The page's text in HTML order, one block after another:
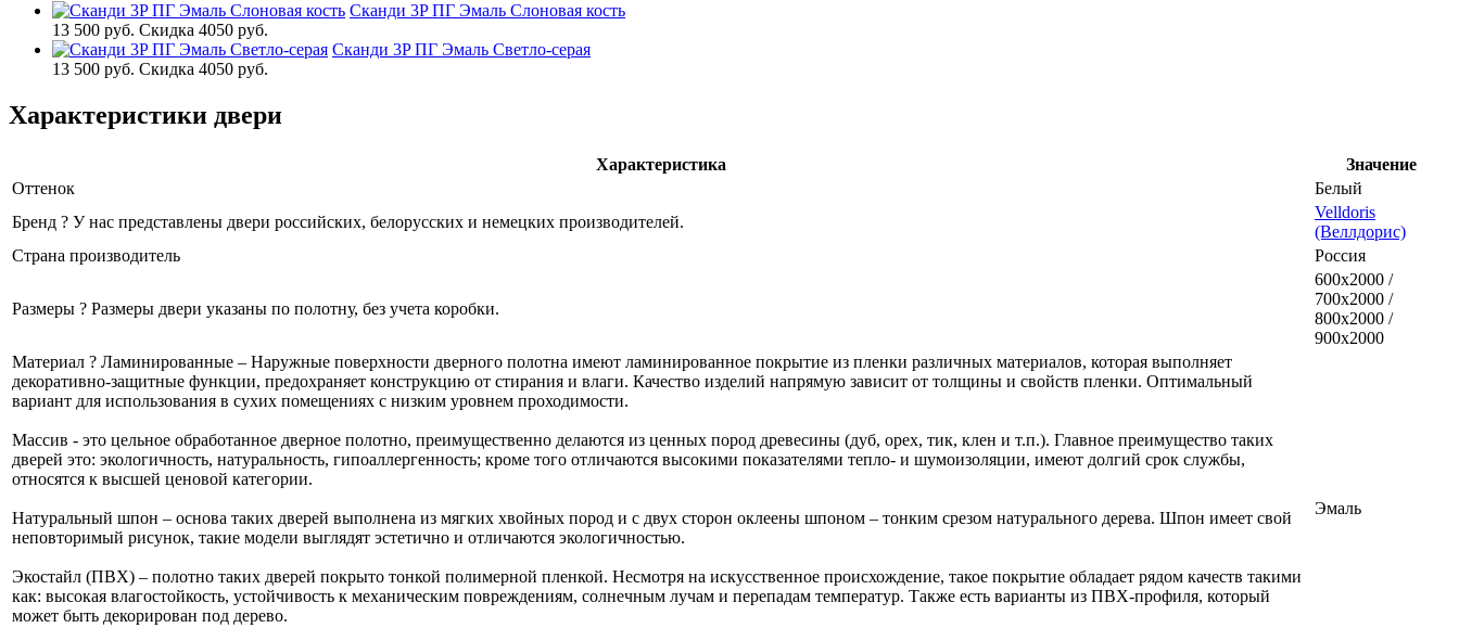
Сканди 3P ПГ Эмаль Слоновая кость
13 500 руб. Скидка 4050 руб.
Сканди 3P ПГ Эмаль Светло-серая
13 500 руб. Скидка 4050 руб.
Характеристики двери
Характеристика
Значение
Оттенок
Белый
Бренд ? У нас представлены двери российских, белорусских и немецких производителей.
Velldoris
(Веллдорис)
Страна производитель
Россия
Размеры ? Размеры двери указаны по полотну, без учета коробки.
600x2000 /
700x2000 /
800x2000 /
900x2000
Материал ? Ламинированные – Наружные поверхности дверного полотна имеют ламинированное покрытие из пленки различных материалов, которая выполняет
декоративно-защитные функции, предохраняет конструкцию от стирания и влаги. Качество изделий напрямую зависит от толщины и свойств пленки. Оптимальный
вариант для использования в сухих помещениях с низким уровнем проходимости.
Массив - это цельное обработанное дверное полотно, преимущественно делаются из ценных пород древесины (дуб, орех, тик, клен и т.п.). Главное преимущество таких
дверей это: экологичность, натуральность, гипоаллергенность; кроме того отличаются высокими показателями тепло- и шумоизоляции, имеют долгий срок службы,
относятся к высшей ценовой категории.
Натуральный шпон – основа таких дверей выполнена из мягких хвойных пород и с двух сторон оклеены шпоном – тонким срезом натурального дерева. Шпон имеет свой
неповторимый рисунок, такие модели выглядят эстетично и отличаются экологичностью.
Экостайл (ПВХ) – полотно таких дверей покрыто тонкой полимерной пленкой. Несмотря на искусственное происхождение, такое покрытие обладает рядом качеств такими
как: высокая влагостойкость, устойчивость к механическим повреждениям, солнечным лучам и перепадам температур. Также есть варианты из ПВХ-профиля, который
может быть декорирован под дерево.
Эмаль